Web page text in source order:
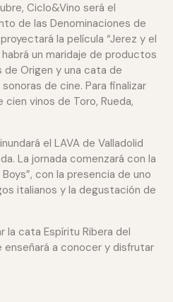
Ciclo&Vino será el
de las Denominaciones de
la película “Jerez y el
un maridaje de productos
de Origen y una cata de
de cine. Para finalizar
vinos de Toro, Rueda,
el LAVA de Valladolid
La jornada comenzará con la
con la presencia de uno
italianos y la degustación de
la cata Espíritu Ribera del
enseñará a conocer y disfrutar